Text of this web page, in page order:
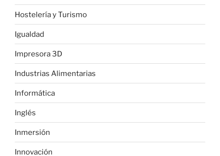
Hostelería y Turismo
Igualdad
Impresora 3D
Industrias Alimentarias
Informática
Inglés
Inmersión
Innovación